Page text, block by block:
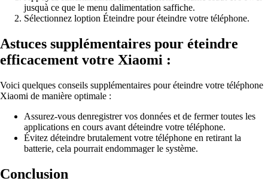
jusquà ce que le menu dalimentation saffiche.
Sélectionnez loption Éteindre pour éteindre votre téléphone.
Astuces supplémentaires pour éteindre
efficacement votre Xiaomi :
Voici quelques conseils supplémentaires pour éteindre votre téléphone
Xiaomi de manière optimale :
Assurez-vous denregistrer vos données et de fermer toutes les
applications en cours avant déteindre votre téléphone.
Évitez déteindre brutalement votre téléphone en retirant la
batterie, cela pourrait endommager le système.
Conclusion